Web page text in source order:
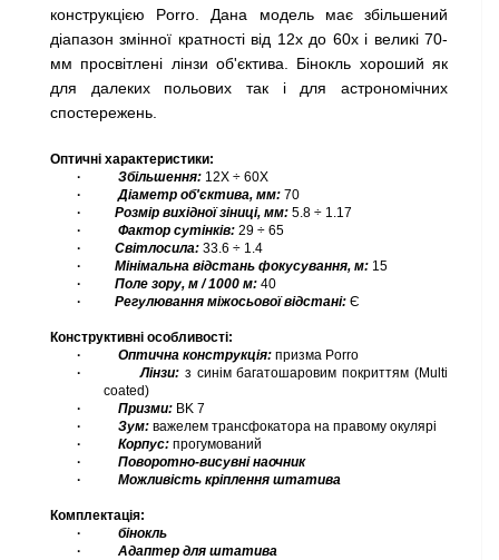
конструкцією Porro. Дана модель має збільшений
діапазон змінної кратності від 12х до 60х і великі 70-
мм просвітлені лінзи об'єктива. Бінокль хороший як
для далеких польових так і для астрономічних
спостережень.
Оптичні характеристики:
·
Збільшення: 12Х ÷ 60X
·
Діаметр об'єктива, мм: 70
·
Розмір вихідної зіниці, мм: 5.8 ÷ 1.17
·
Фактор сутінків: 29 ÷ 65
·
Світлосила: 33.6 ÷ 1.4
·
Мінімальна відстань фокусування, м: 15
·
Поле зору, м / 1000 м: 40
·
Регулювання міжосьовоївідстані: Є
Конструктивні особливості:
·
Оптична конструкція: призма Porro
·
Лінзи:з синім багатошаровим покриттям (Multi
coated)
·
Призми: BK 7
·
Зум: важелем трансфокатора на правому окулярі
·
Корпус: прогумований
·
Поворотно-висувні наочник
·
Можливість кріплення штатива
Комплектація:
·
бінокль
·
Адаптер для штатива